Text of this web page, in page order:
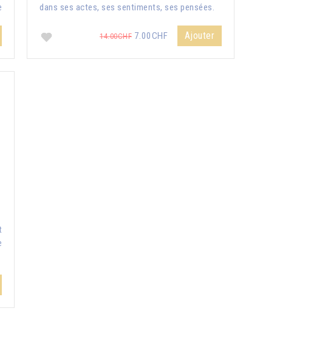
dans ses actes, ses sentiments, ses pensées.
14.00CHF 7.00CHF Ajouter